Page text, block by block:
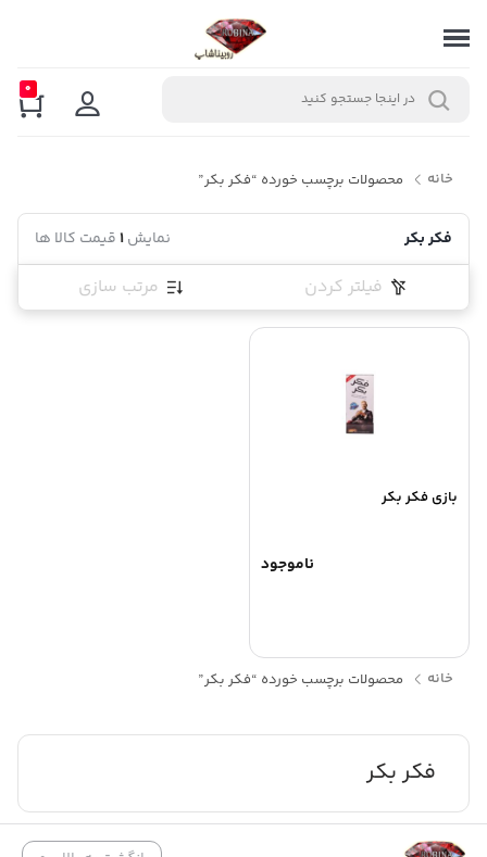
0
خانه محصولات برچسب خورده “فکر بکر”
فکر بکر نمایش1قیمت کالا ها
فیلتر کردن مرتب سازی
بازی فکر بکر
ناموجود
خانه محصولات برچسب خورده “فکر بکر”
فکر بکر